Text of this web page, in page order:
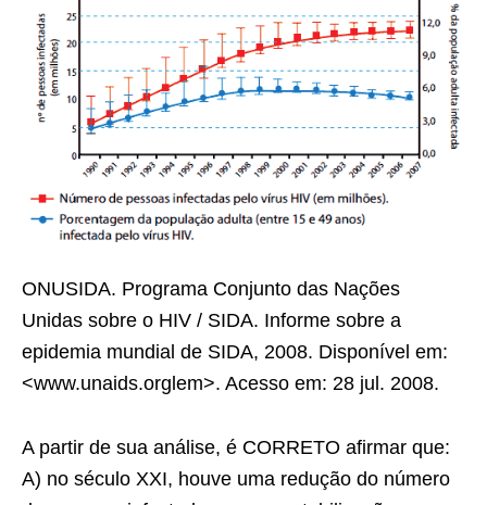
ONUSIDA. Programa Conjunto das Nações
Unidas sobre o HIV / SIDA. Informe sobre a
epidemia mundial de SIDA, 2008. Disponível em:
<www.unaids.orglem>. Acesso em: 28 jul. 2008.
A partir de sua análise, é CORRETO afirmar que:
A) no século XXI, houve uma redução do número